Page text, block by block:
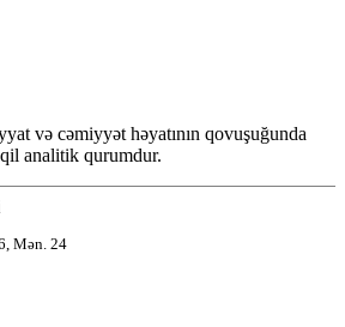
və cəmiyyət həyatının qovuşuğunda
analitik qurumdur.
Mən. 24